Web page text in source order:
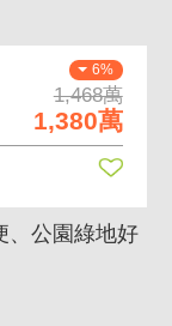
6%
1,468萬
1,380萬